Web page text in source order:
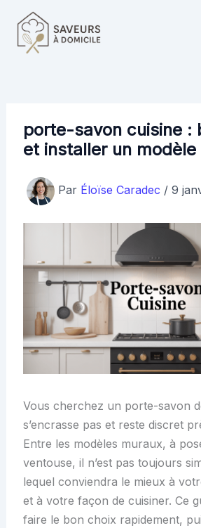
contenu
porte-savon cuisine :
et installer un
Par Éloïse Caradec / 9
Vous cherchez un porte-savon
s’encrasse pas et reste discret
Entre les modèles muraux, à
ventouse, il n’est pas toujours
lequel conviendra le mieux à
et à votre façon de cuisiner. Ce
faire le bon choix rapidement,